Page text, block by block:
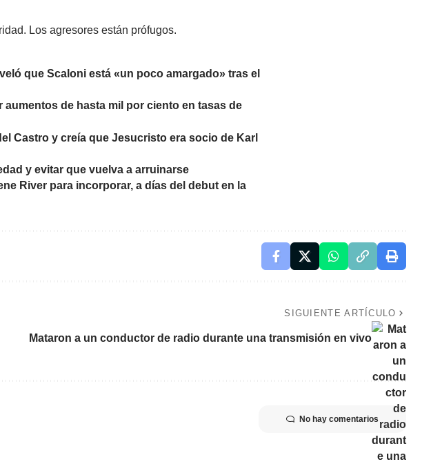
Los agresores están prófugos.
que Scaloni está «un poco amargado» tras el
de hasta mil por ciento en tasas de
Castro y creía que Jesucristo era socio de Karl
y evitar que vuelva a arruinarse
River para incorporar, a días del debut en la
SIGUIENTE ARTÍCULO
Mataron a un conductor de radio durante una transmisión en vivo
No hay comentarios